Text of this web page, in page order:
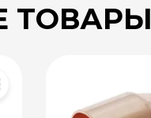
ТОВАРЫ